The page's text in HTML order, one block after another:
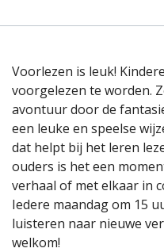
Voorlezen is leuk!
voorgelezen te worden.
avontuur door de
een leuke en speelse
dat helpt bij het leren
ouders is het een
verhaal of met elkaar in
Iedere maandag om 15
luisteren naar nieuwe
welkom!